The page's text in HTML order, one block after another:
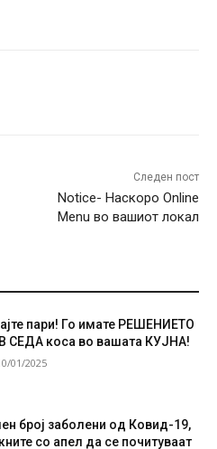
Следен пост
Notice- Наскоро Online
Menu во вашиот локал
пари! Го имате РЕШЕНИЕТО
СЕДА коса во вашата КУЈНА!
01/2025
број заболени од Ковид-19,
со апел да се почитуваат